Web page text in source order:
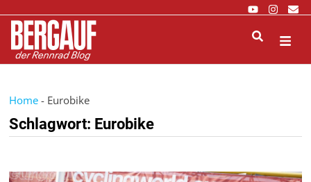
zum
Inhalt
Home - Eurobike
Schlagwort: Eurobike